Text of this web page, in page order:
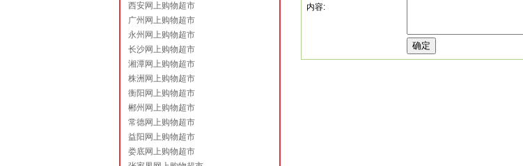
西安网上购物超市
广州网上购物超市
永州网上购物超市
长沙网上购物超市
湘潭网上购物超市
株洲网上购物超市
衡阳网上购物超市
郴州网上购物超市
常德网上购物超市
益阳网上购物超市
娄底网上购物超市
内容: